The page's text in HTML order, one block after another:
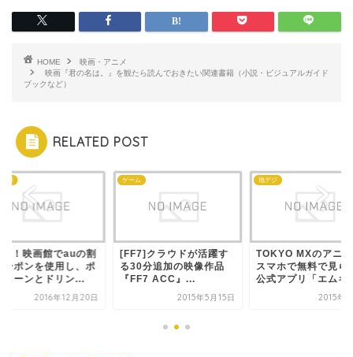
HOME
映画・アニメ
映画『君の名は。』を観たら読んでおきたい関連書籍（小説・ビジュアルガイド
ブックなど）
RELATED POST
！映画館でauの割
ーポンを使用し、ポ
コーンとドリン...
2016年12月20日
ゲーム
[FF7]クラウドが活躍す
る30分追加の映像作品
『FF7 ACC』...
2015年5月15日
地デジ
TOKYO MXのアニ
スマホで無料で見ら
公式アプリ「エムキ
2015年7